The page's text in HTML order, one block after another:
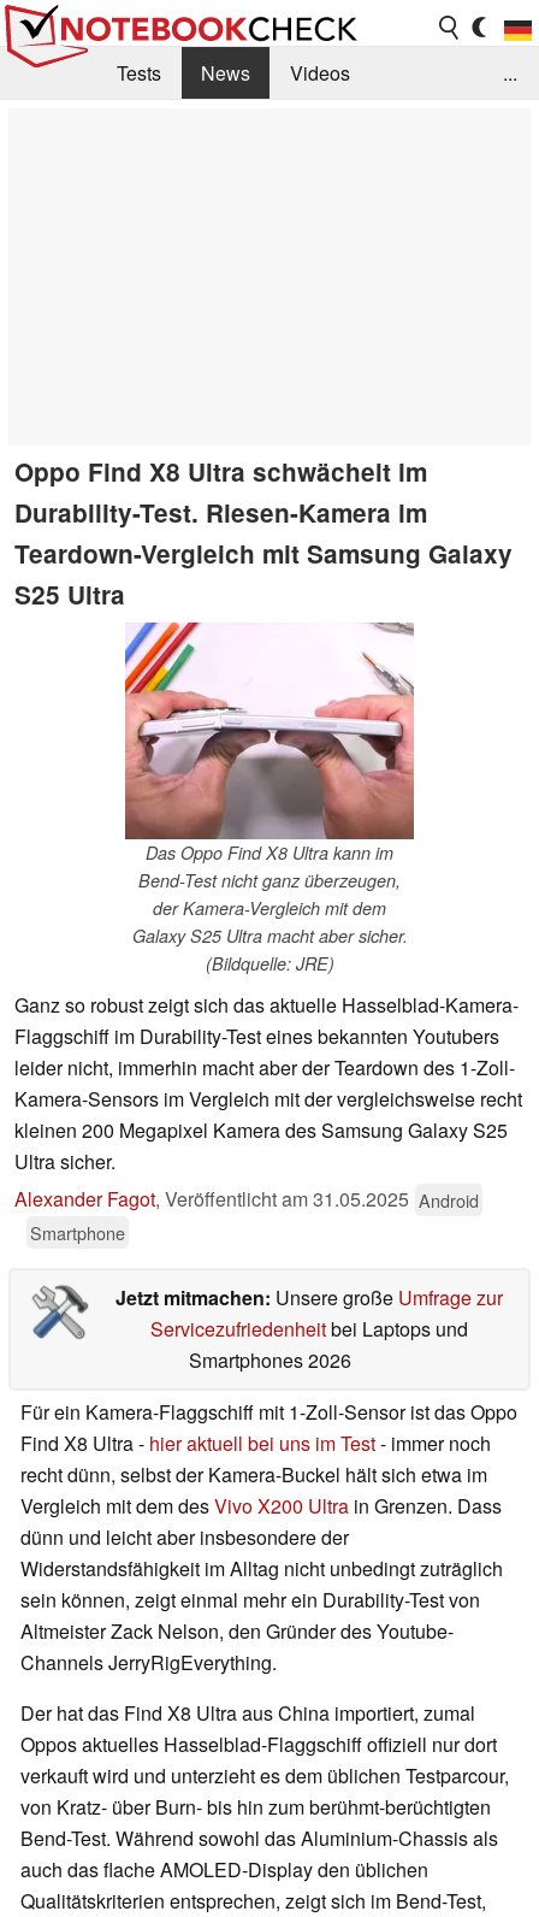
Tests News
Videos
...
Oppo Find X8 Ultra schwächelt im
Durability-Test. Riesen-Kamera im
Teardown-Vergleich mit Samsung Galaxy
S25 Ultra
Das Oppo Find X8 Ultra kann im
Bend-Test nicht ganz überzeugen,
der Kamera-Vergleich mit dem
Galaxy S25 Ultra macht aber sicher.
(Bildquelle: JRE)
Ganz so robust zeigt sich das aktuelle Hasselblad-Kamera-
Flaggschiff im Durability-Test eines bekannten Youtubers
leider nicht, immerhin macht aber der Teardown des 1-Zoll-
Kamera-Sensors im Vergleich mit der vergleichsweise recht
kleinen 200 Megapixel Kamera des Samsung Galaxy S25
Ultra sicher.
Alexander Fagot, Veröffentlicht am31.05.2025 Android
Smartphone
Jetzt mitmachen: Unsere große Umfrage zur
Servicezufriedenheitbei Laptops und
Smartphones 2026
Für ein Kamera-Flaggschiff mit 1-Zoll-Sensor ist das Oppo
Find X8 Ultra - hier aktuell bei uns im Test- immer noch
recht dünn, selbst der Kamera-Buckel hält sich etwa im
Vergleich mit dem desVivo X200 Ultra in Grenzen. Dass
dünn und leicht aber insbesondere der
Widerstandsfähigkeit im Alltag nicht unbedingt zuträglich
sein können, zeigt einmal mehr ein Durability-Test von
Altmeister Zack Nelson, den Gründer des Youtube-
Channels JerryRigEverything.
Der hat das Find X8 Ultra aus China importiert, zumal
Oppos aktuelles Hasselblad-Flaggschiff offiziell nur dort
verkauft wird und unterzieht es dem üblichen Testparcour,
von Kratz- über Burn- bis hin zum berühmt-berüchtigten
Bend-Test. Während sowohl das Aluminium-Chassis als
auch das flache AMOLED-Display den üblichen
Qualitätskriterien entsprechen, zeigt sich im Bend-Test,